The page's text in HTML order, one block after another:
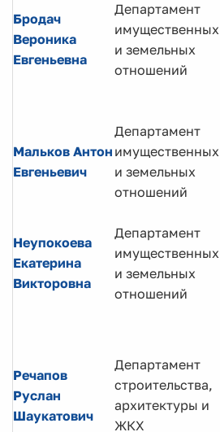
Бродач
Вероника
Евгеньевна
Департамент
имущественных
и земельных
отношений
Мальков Антон
Евгеньевич
Департамент
имущественных
и земельных
отношений
Неупокоева
Екатерина
Викторовна
Департамент
имущественных
и земельных
отношений
Речапов
Руслан
Шаукатович
Департамент
строительства,
архитектуры и
ЖКХ